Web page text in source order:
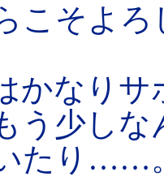
こそよろ
かなりサ
う少し
たり……